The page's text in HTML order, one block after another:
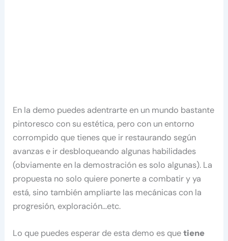
En la demo puedes adentrarte en un mundo bastante
pintoresco con su estética, pero con un entorno
corrompido que tienes que ir restaurando según
avanzas e ir desbloqueando algunas habilidades
(obviamente en la demostración es solo algunas). La
propuesta no solo quiere ponerte a combatir y ya
está, sino también ampliarte las mecánicas con la
progresión, exploración…etc.
Lo que puedes esperar de esta demo es quetiene